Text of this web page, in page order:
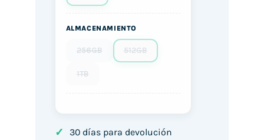
ALMACENAMIENTO
256GB 512GB
1TB
✓ 30 días para devolución